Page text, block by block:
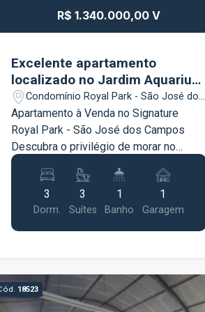
R$ 1.340.000,00 V
Excelente apartamento
localizado no Jardim Aquarius
em São José dos Campos!
Condomínio Royal Park - São José dos
Campos/SP
Apartamento à Venda no Signature
Royal Park - São José dos Campos
Descubra o privilégio de morar no
Signature Royal Park, um
empreendimento que une sofisticação,
conforto e uma infraestrutura completa
em uma das localizações mais
valorizadas de São José dos Campos.
lazer de alto padrão. Características do
imóvel 83 m² de área privativa 3
3
Dorm.
3
Suítes
1
Banho
1
Garagem
18523